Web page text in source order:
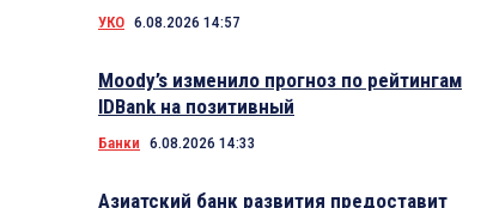
УКО 6.08.2026 14:57
Moody’s изменило прогноз по рейтингам
IDBank на позитивный
Банки 6.08.2026 14:33
Азиатский банк развития предоставит